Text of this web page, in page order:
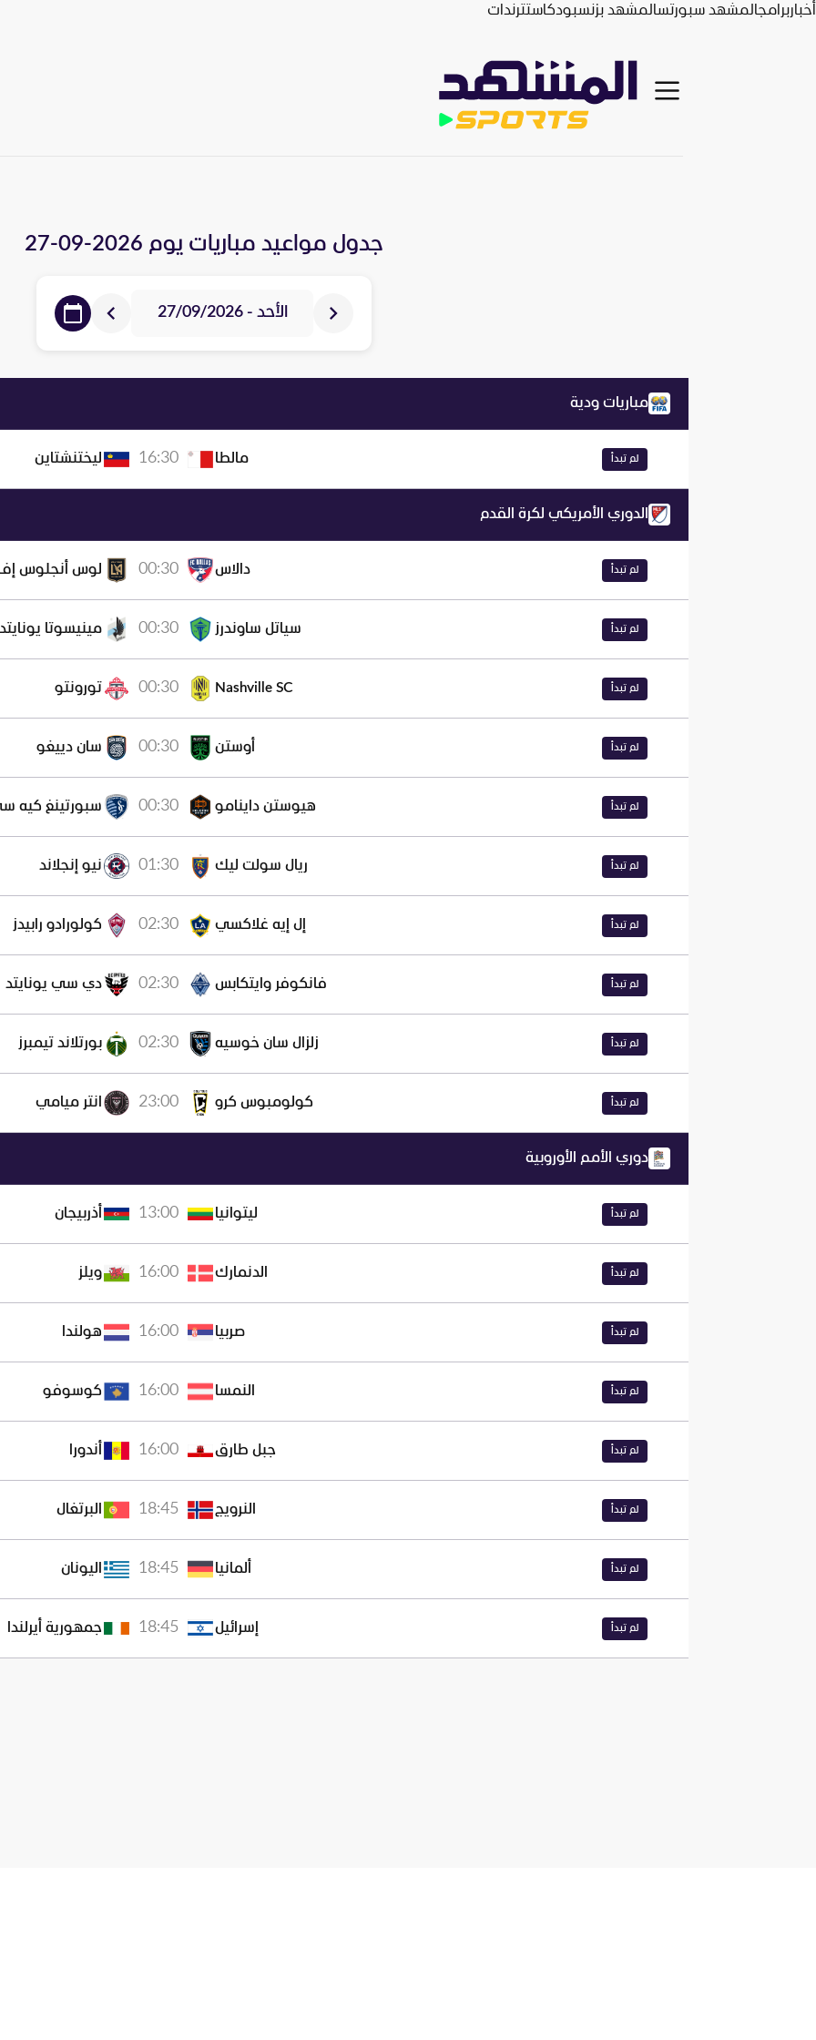
أخباربرامجالمشهد سبورتسالمشهد بزنسبودكاستترندات
جدول مواعيد مباريات يوم 2026-09-27
الأحد - 27/09/2026
مباريات ودية
لم تبدأ مالطا 16:30 ليختنشتاين
الدوري الأمريكي لكرة القدم
لم تبدأ دالاس 00:30 لوس أنجلوس
لم تبدأ سياتل ساوندرز 00:30 مينيسوتا يونايتد
لم تبدأ Nashville SC
00:30 تورونتو
لم تبدأ أوستن 00:30 سان دييغو
لم تبدأ هيوستن داينامو 00:30 سبورتينغ كيه
لم تبدأ ريال سولت ليك 01:30 نيو إنجلاند
لم تبدأ إل إيه غلاكسي 02:30 كولورادو رابيدز
لم تبدأ فانكوفر وايتكابس 02:30 دي سي يونايتد
لم تبدأ زلزال سان خوسيه 02:30 بورتلاند تيمبرز
لم تبدأ كولومبوس كرو 23:00 انتر ميامي
دوري الأمم الأوروبية
لم تبدأ ليتوانيا 13:00 أذربيجان
لم تبدأ الدنمارك 16:00 ويلز
لم تبدأ صربيا 16:00 هولندا
لم تبدأ النمسا 16:00 كوسوفو
لم تبدأ جبل طارق 16:00 أندورا
لم تبدأ النرويج 18:45 البرتغال
لم تبدأ ألمانيا 18:45 اليونان
لم تبدأ إسرائيل 18:45 جمهورية أيرلندا